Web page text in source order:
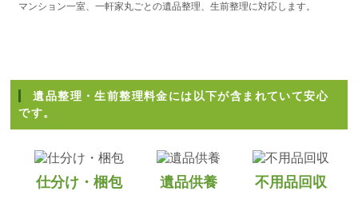
マンション一室、一軒家丸ごとの遺品整理、生前整理に対応します。
遺品整理・生前整理料金には以下が含まれていて安心
です。
仕分け・梱包 遺品供養 不用品回収